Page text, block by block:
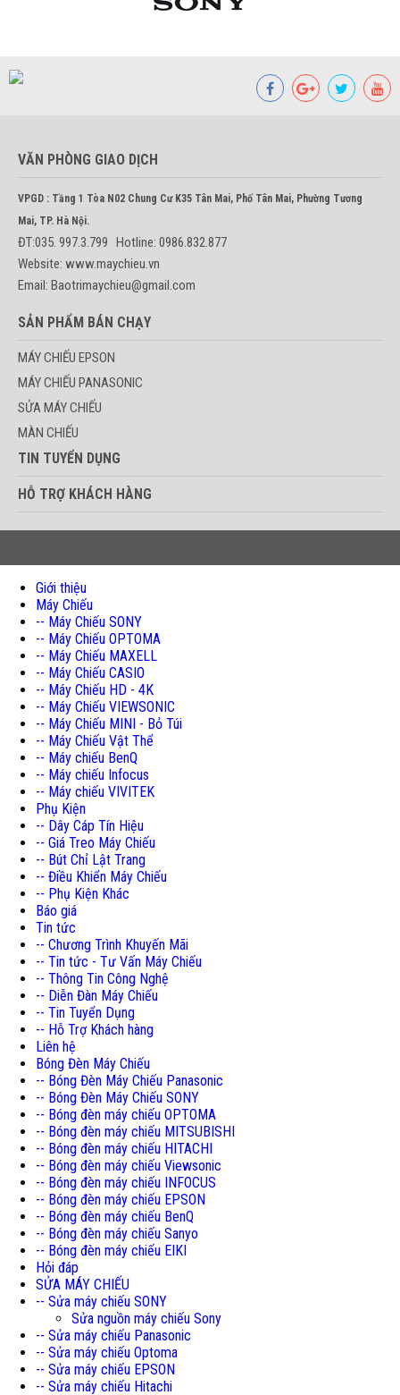
VĂN PHÒNG GIAO DỊCH
VPGD : Tầng 1 Tòa N02 Chung Cư K35 Tân Mai, Phố Tân Mai, Phường Tương
Mai, TP. Hà Nội.
ĐT:035. 997.3.799 Hotline: 0986.832.877
Website: www.maychieu.vn
Email: Baotrimaychieu@gmail.com
SẢN PHẨM BÁN CHẠY
MÁY CHIẾU EPSON
MÁY CHIẾU PANASONIC
SỬA MÁY CHIẾU
MÀN CHIẾU
TIN TUYỂN DỤNG
HỖ TRỢ KHÁCH HÀNG
Giới thiệu
Máy Chiếu
-- Máy Chiếu SONY
-- Máy Chiếu OPTOMA
-- Máy Chiếu MAXELL
-- Máy Chiếu CASIO
-- Máy Chiếu HD - 4K
-- Máy Chiếu VIEWSONIC
-- Máy Chiếu MINI - Bỏ Túi
-- Máy Chiếu Vật Thể
-- Máy chiếu BenQ
-- Máy chiếu Infocus
-- Máy chiếu VIVITEK
Phụ Kiện
-- Dây Cáp Tín Hiệu
-- Giá Treo Máy Chiếu
-- Bút Chỉ Lật Trang
-- Điều Khiển Máy Chiếu
-- Phụ Kiện Khác
Báo giá
Tin tức
-- Chương Trình Khuyến Mãi
-- Tin tức - Tư Vấn Máy Chiếu
-- Thông Tin Công Nghệ
-- Diễn Đàn Máy Chiếu
-- Tin Tuyển Dụng
-- Hỗ Trợ Khách hàng
Liên hệ
Bóng Đèn Máy Chiếu
-- Bóng Đèn Máy Chiếu Panasonic
-- Bóng Đèn Máy Chiếu SONY
-- Bóng đèn máy chiếu OPTOMA
-- Bóng đèn máy chiếu MITSUBISHI
-- Bóng đèn máy chiếu HITACHI
-- Bóng đèn máy chiếu Viewsonic
-- Bóng đèn máy chiếu INFOCUS
-- Bóng đèn máy chiếu EPSON
-- Bóng đèn máy chiếu BenQ
-- Bóng đèn máy chiếu Sanyo
-- Bóng đèn máy chiếu EIKI
Hỏi đáp
SỬA MÁY CHIẾU
-- Sửa máy chiếu SONY
Sửa nguồn máy chiếu Sony
-- Sửa máy chiếu Panasonic
-- Sửa máy chiếu Optoma
-- Sửa máy chiếu EPSON
-- Sửa máy chiếu Hitachi